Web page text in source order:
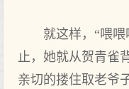
就这样，“喂
止，她就从贺青雀
亲切的搂住取老爷